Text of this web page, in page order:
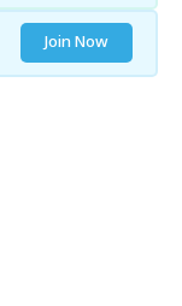
Join Now